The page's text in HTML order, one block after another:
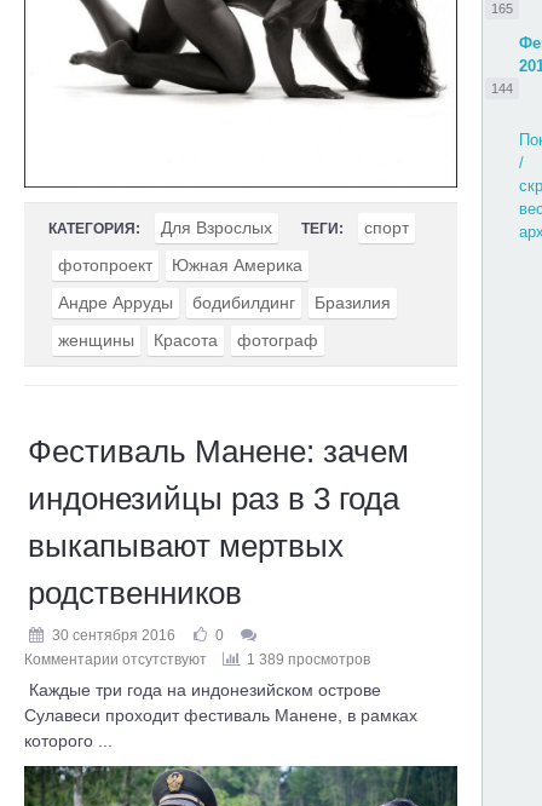
165
144
/
КАТЕГОРИЯ: Для Взрослых ТЕГИ:
спорт
фотопроект
Южная Америка
Андре Арруды
бодибилдинг
Бразилия
женщины
Красота фотограф
Фестиваль Манене: зачем
индонезийцы раз в 3 года
выкапывают мертвых
родственников
30 сентября 2016
0
Комментарии отсутствуют
1 389 просмотров
Каждые три года на индонезийском острове
Сулавеси проходит фестиваль Манене, в рамках
которого ...